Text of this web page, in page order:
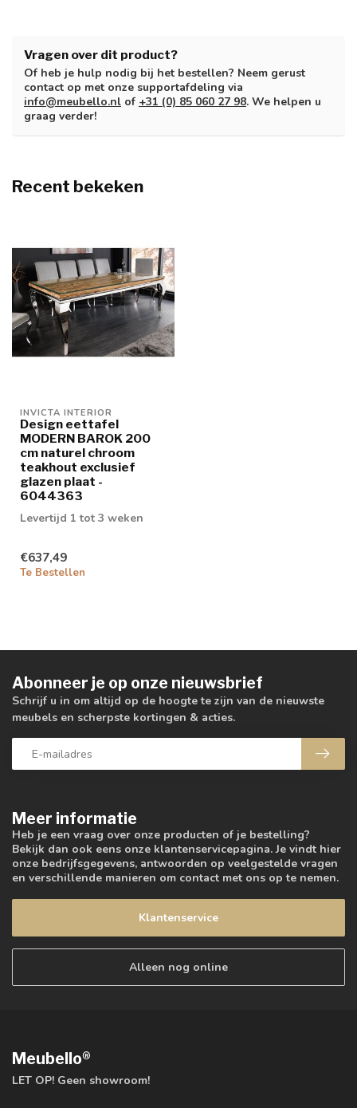
Vragen over dit product?
Of heb je hulp nodig bij het bestellen? Neem gerust
contact op met onze supportafdeling via
info@meubello.nl of +31 (0) 85 060 27 98. We helpen u
graag verder!
Recent bekeken
INVICTA INTERIOR
Design eettafel
MODERN BAROK 200
cm naturel chroom
teakhout exclusief
glazen plaat -
6044363
Levertijd 1 tot 3 weken
€637,49
Te Bestellen
Meer informatie
Heb je een vraag over onze producten of je bestelling?
Bekijk dan ook eens onze klantenservicepagina. Je vindt hier
onze bedrijfsgegevens, antwoorden op veelgestelde vragen
en verschillende manieren om contact met ons op te nemen.
Klantenservice
Alleen nog online
Abonneer je op onze nieuwsbrief
Schrijf u in om altijd op de hoogte te zijn van de nieuwste
meubels en scherpste kortingen & acties.
Meubello®
LET OP! Geen showroom!